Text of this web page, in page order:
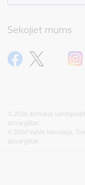
Sekojiet mums
© 2026 Jūrmalas
aizsargātas.
© 2020 Valsts kanceleja,
aizsargātas.